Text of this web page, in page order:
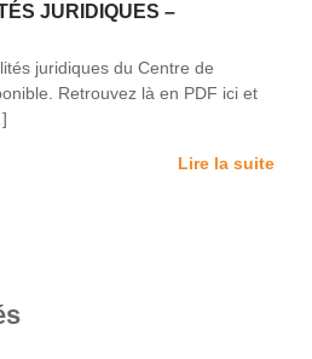
JURIDIQUES –
juridiques du Centre de
Retrouvez là en PDF ici et
Lire la suite